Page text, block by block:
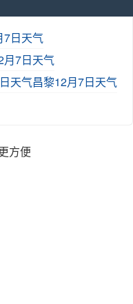
7日天气
月7日天气
天气昌黎12月7日天气
方便